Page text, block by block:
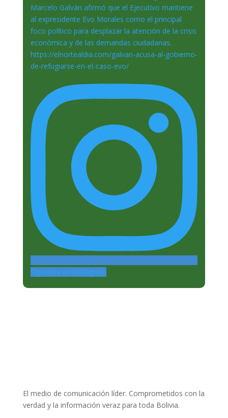
Siguenos en Instagram
El medio de comunicación líder. Comprometidos con la
verdad y la información veraz para toda Bolivia.